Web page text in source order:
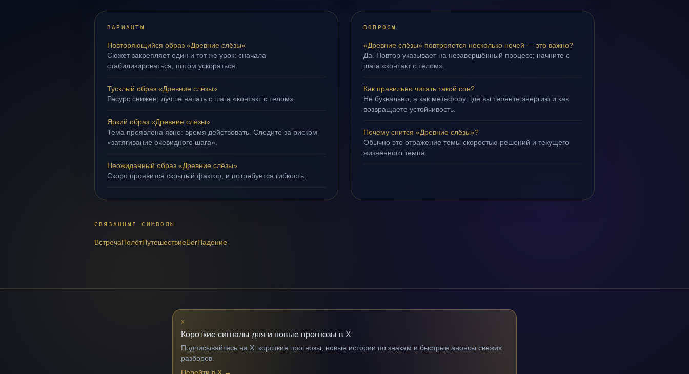
ВАРИАНТЫ
Повторяющийся образ «Древние слёзы»
Сюжет закрепляет один и тот же урок: сначала
стабилизироваться, потом ускоряться.
Тусклый образ «Древние слёзы»
Ресурс снижен; лучше начать с шага «контакт с телом».
Яркий образ «Древние слёзы»
Тема проявлена явно: время действовать. Следите за риском
«затягивание очевидного шага».
Неожиданный образ «Древние слёзы»
Скоро проявится скрытый фактор, и потребуется гибкость.
ВОПРОСЫ
«Древние слёзы» повторяется несколько ночей — это важно?
Да. Повтор указывает на незавершённый процесс; начните с
шага «контакт с телом».
Как правильно читать такой сон?
Не буквально, а как метафору: где вы теряете энергию и как
возвращаете устойчивость.
Почему снится «Древние слёзы»?
Обычно это отражение темы скоростью решений и текущего
жизненного темпа.
СВЯЗАННЫЕ СИМВОЛЫ
ВстречаПолётПутешествиеБегПадение
X
Короткие сигналы дня и новые прогнозы в X
Подписывайтесь на X: короткие прогнозы, новые истории по знакам и быстрые анонсы свежих
разборов.